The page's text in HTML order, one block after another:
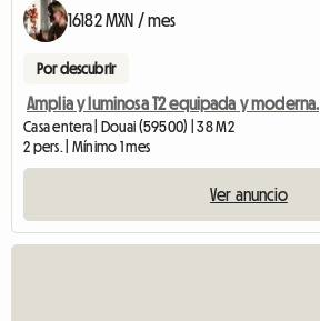
16182 MXN / mes
Por descubrir
Amplia y luminosa T2 equipada y moderna.
Casa entera | Douai (59500) | 38 M2
2 pers. | Mínimo 1 mes
Ver anuncio